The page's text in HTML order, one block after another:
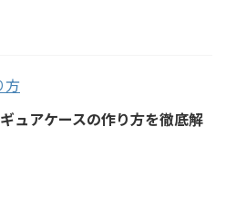
ュアケースの作り方を徹底解